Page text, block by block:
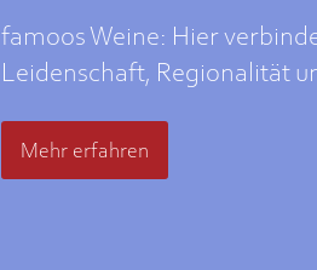
famoos Weine: Hier
Leidenschaft, Regionalität
Mehr erfahren